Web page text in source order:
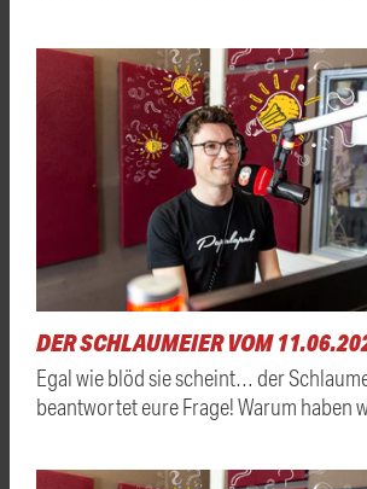
DER SCHLAUMEIER VOM
Egal wie blöd sie scheint… der
beantwortet eure Frage! Warum haben